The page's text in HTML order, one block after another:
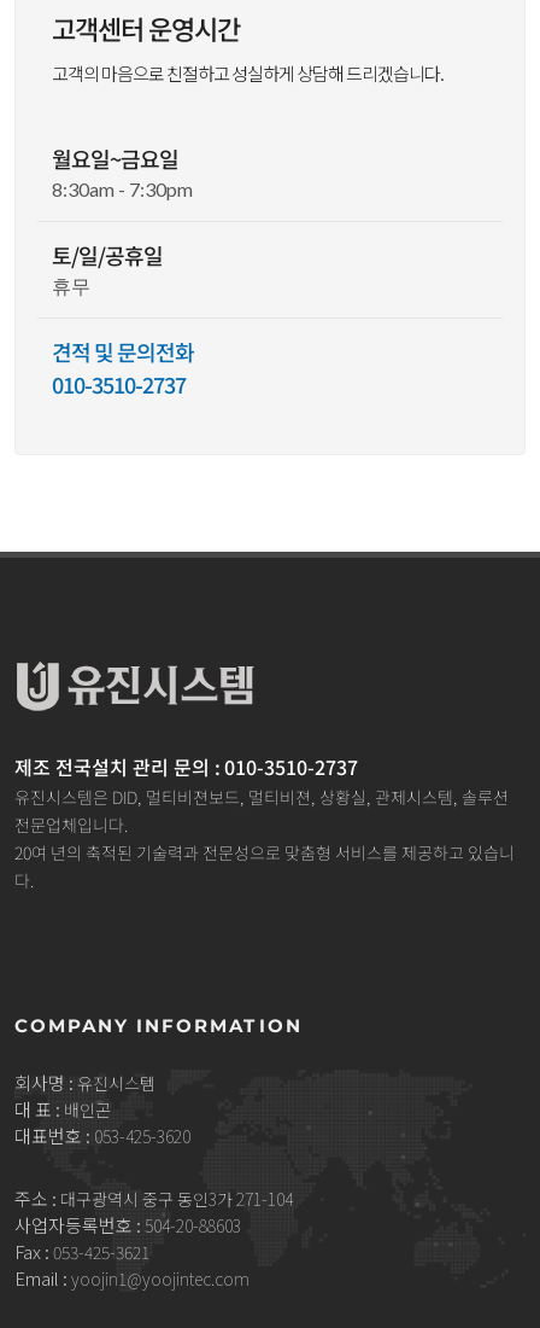
고객센터 운영시간
고객의 마음으로 친절하고 성실하게 상담해 드리겠습니다.
월요일~금요일
8:30am - 7:30pm
토/일/공휴일
휴무
견적 및 문의전화
010-3510-2737
제조 전국설치 관리 문의 : 010-3510-2737
유진시스템은 DID, 멀티비젼보드, 멀티비젼, 상황실, 관제시스템, 솔루션
전문업체입니다.
20여 년의 축적된 기술력과 전문성으로 맞춤형 서비스를 제공하고 있습니
다.
COMPANY INFORMATION
회사명 : 유진시스템
대 표 : 배인곤
대표번호 : 053-425-3620
주소 : 대구광역시 중구 동인3가 271-104
사업자등록번호 : 504-20-88603
Fax : 053-425-3621
Email : yoojin1@yoojintec.com